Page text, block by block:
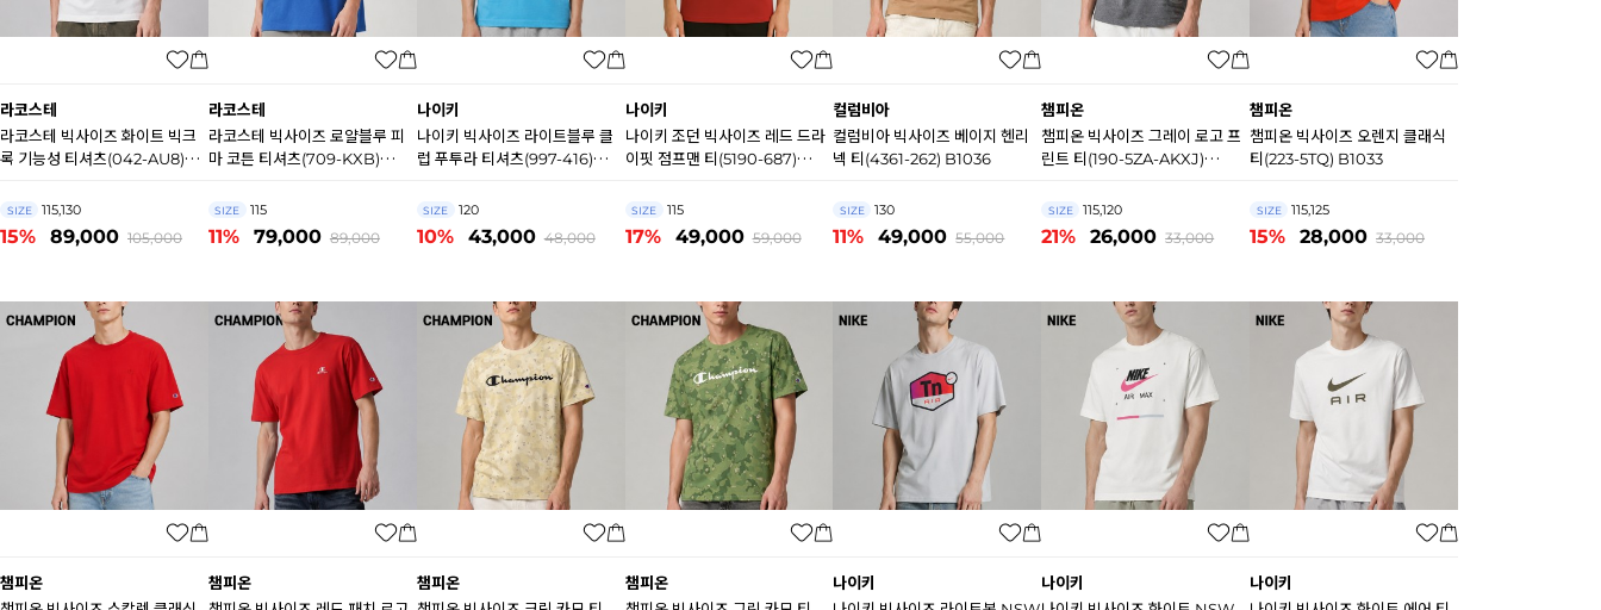
라코스테
라코스테 빅사이즈 화이트 빅크
록 기능성 티셔츠(042-AU8)
SIZE 115,130
15% 89,000 105,000
라코스테
라코스테 빅사이즈 로얄블루 피
마 코튼 티셔츠(709-KXB)
SIZE 115
11% 79,000 89,000
나이키
나이키 빅사이즈 라이트블루 클
럽 푸투라 티셔츠(997-416)
SIZE 120
10% 43,000 48,000
나이키
나이키 조던 빅사이즈 레드 드라
이핏 점프맨 티(5190-687)
SIZE 115
17% 49,000 59,000
컬럼비아
컬럼비아 빅사이즈 베이지 헨리
넥 티(4361-262) B1036
SIZE 130
11% 49,000 55,000
챔피온
챔피온 빅사이즈 그레이 로고 프
린트 티(190-5ZA-AKXJ)
SIZE 115,120
21% 26,000 33,000
챔피온
챔피온 빅사이즈 오렌지 클래식
티(223-5TQ) B1033
SIZE 115,125
15% 28,000 33,000
챔피온
챔피온
챔피온
챔피온
나이키
나이키
나이키